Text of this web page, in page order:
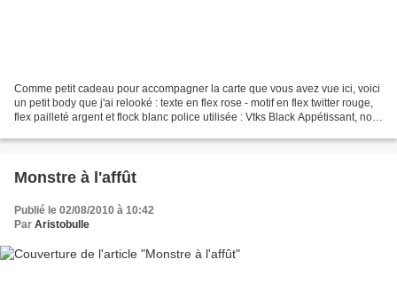
Comme petit cadeau pour accompagner la carte que vous avez vue ici, voici
un petit body que j'ai relooké : texte en flex rose - motif en flex twitter rouge,
flex pailleté argent et flock blanc police utilisée : Vtks Black Appétissant, non
Monstre à l'affût
Publié le 02/08/2010 à 10:42
Par Aristobulle